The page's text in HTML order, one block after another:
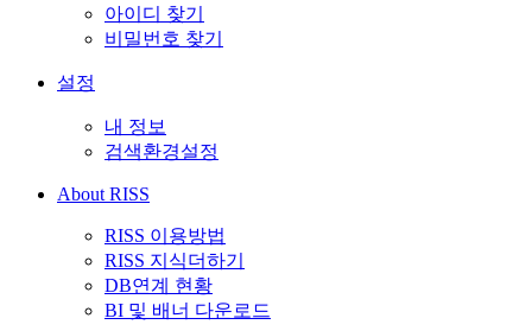
아이디 찾기
비밀번호 찾기
설정
내 정보
검색환경설정
About RISS
RISS 이용방법
RISS 지식더하기
DB연계 현황
BI 및 배너 다운로드